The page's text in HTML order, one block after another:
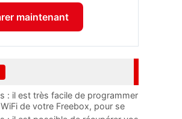
maintenant
: il est très facile de programmer
de votre Freebox, pour se
...